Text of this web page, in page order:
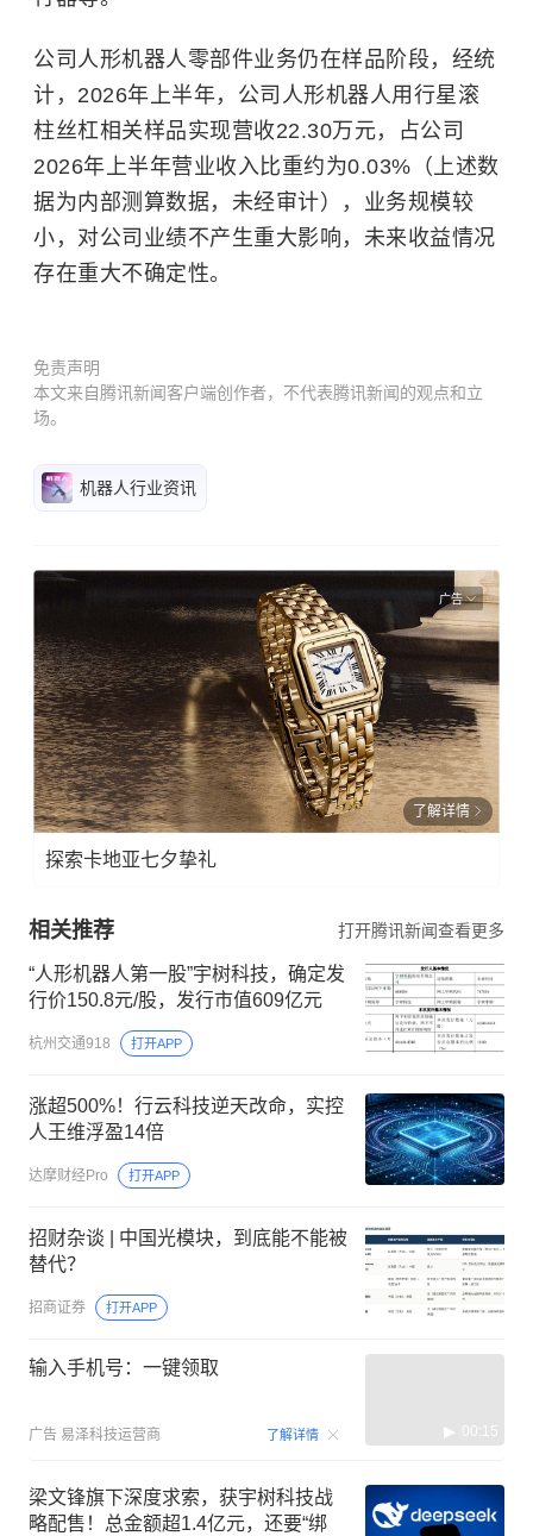
公司人形机器人零部件业务仍在样品阶段，经统
计，2026年上半年，公司人形机器人用行星滚
柱丝杠相关样品实现营收22.30万元，占公司
2026年上半年营业收入比重约为0.03%（上述数
据为内部测算数据，未经审计），业务规模较
小，对公司业绩不产生重大影响，未来收益情况
存在重大不确定性。
免责声明
本文来自腾讯新闻客户端创作者，不代表腾讯新闻的观点和立
场。
机器人行业资讯
广告
了解详情
探索卡地亚七夕挚礼
相关推荐 打开腾讯新闻查看更多
“人形机器人第一股”宇树科技，确定发
行价150.8元/股，发行市值609亿元
杭州交通918 打开APP
涨超500%！行云科技逆天改命，实控
人王维浮盈14倍
达摩财经Pro 打开APP
招财杂谈 | 中国光模块，到底能不能被
替代？
招商证券 打开APP
输入手机号：一键领取
广告 易泽科技运营商 了解详情 00:15
梁文锋旗下深度求索，获宇树科技战
略配售！总金额超1.4亿元，还要“绑